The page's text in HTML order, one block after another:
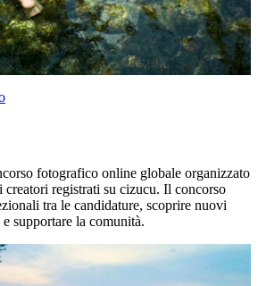
fotografico online globale organizzato
creatori registrati su cizucu. Il concorso
tra le candidature, scoprire nuovi
supportare la comunità.